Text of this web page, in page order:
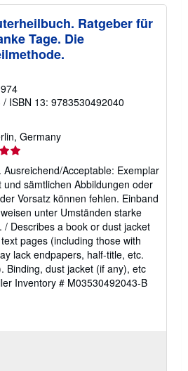
Ratgeber für
Tage. Die
/ ISBN 13: 9783530492040
Germany
Acceptable: Exemplar
und sämtlichen Abbildungen oder
Vorsatz können fehlen. Einband
unter Umständen starke
Describes a book or dust jacket
pages (including those with
lack endpapers, half-title, etc.
Binding, dust jacket (if any), etc
Inventory # M03530492043-B